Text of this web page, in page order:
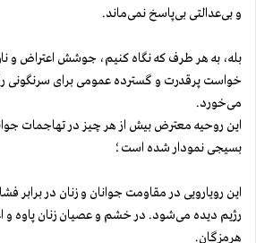
و بی‌عدالتی بی‌پاسخ نمی‌ماند.
بله، به ‌هر طرف که نگاه کنیم، جوشش اعتراض و
خواست پرقدرت و گسترده عمومی برای سرنگونی
می‌خورد.
این روحیه معترض بیش از هر چیز در تهاجمات
بسیجی نمودار شده است؛
این رویارویی در مقاومت جوانان و زنان در برابر
رژیم دیده می‌شود. در خشم و عصیان زنان پاوه و
هرمزگان.